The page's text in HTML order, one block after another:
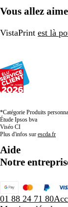
Vous allez
VistaPrint est là
*Catégorie Produits
Étude Ipsos bva
Viséo CI
Plus d'infos sur escda.fr
Aide
Notre
01 88 24 71 80